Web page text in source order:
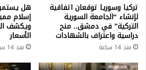
تركيا وسوريا توقعان اتفاقية
لإنشاء “الجامعة السورية
التركية” في دمشق.. منح
دراسية واعتراف بالشهادات
منذ 14 ساعة
هل يستمر
إسلام
ويكشف
الأسعار
منذ 14 ساعة